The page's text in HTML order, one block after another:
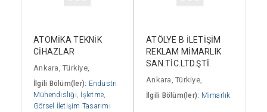
ATOMİKA TEKNİK
CİHAZLAR
Ankara, Türkiye,
İlgili Bölüm(ler): Endüstri
Mühendisliği, İşletme,
Görsel İletişim Tasarımı
ATÖLYE B İLETİŞİM
REKLAM MİMARLIK
SAN.TİC.LTD.ŞTİ.
Ankara, Türkiye,
İlgili Bölüm(ler): Mimarlık